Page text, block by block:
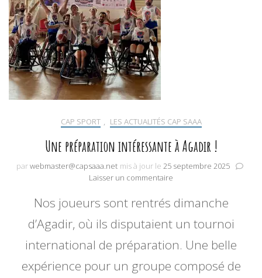
CAP SPORT , LES ACTUALITÉS CAP SAAA
Une préparation intéressante à Agadir !
parwebmaster@capsaaa.net mis à jour le 25 septembre 2025
Laisser un commentaire
préparation
!
Nos joueurs sont rentrés dimanche
d’Agadir, où ils disputaient un tournoi
international de préparation. Une belle
expérience pour un groupe composé de